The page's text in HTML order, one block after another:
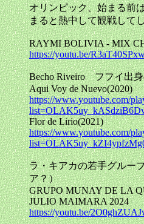
オリンピック、始まる前
まると熱中して観戦して
RAYMI BOLIVIA - MIX
https://youtu.be/
Becho Riveiro フフイ出
Aqui Voy de Nuevo(2020)
https://www.youtube.com/
Flor de Lirio(2021)
https://www.youtube.com/
ラ・キアカの若手グル
ア？）
GRUPO MUNAY DE LA
JULIO MAIMARA 2024
https://youtu.be/